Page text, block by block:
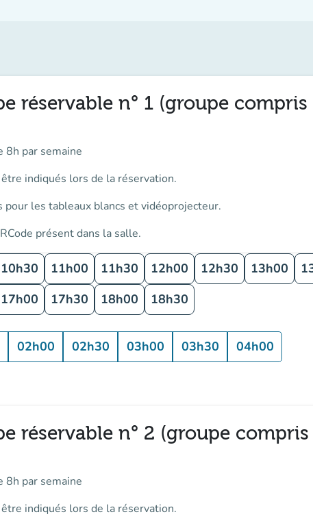
réservable n° 1 (groupe
8h par semaine
indiqués lors de la réservation.
les tableaux blancs et vidéoprojecteur.
présent dans la salle.
10h30 11h00 11h30 12h00 12h30 13h00
17h00 17h30 18h00 18h30
02h00 02h30 03h00 03h30 04h00
réservable n° 2 (groupe
8h par semaine
indiqués lors de la réservation.